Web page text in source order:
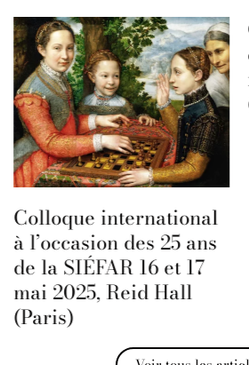
Colloque international
à l’occasion des 25 ans
de la SIÉFAR 16 et 17
mai 2025, Reid Hall
(Paris)